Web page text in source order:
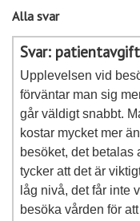
Alla svar
Svar:
Upplevelsen vid
förväntar man sig
går väldigt snabbt.
kostar mycket mer
besöket, det betalas
tycker att det är
låg nivå, det får inte
besöka vården för